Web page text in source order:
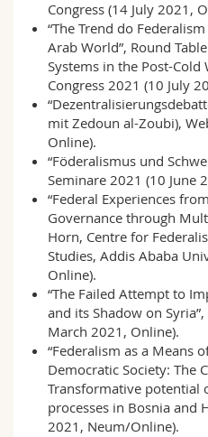
Congress (14 July 2021,
“The Trend do
Arab World”, Round
Systems in the Post-Cold
Congress 2021 (10 July
mit Zedoun al-Zoubi),
Online).
“Föderalismus und
Seminare 2021 (10 June
“Federal Experiences
Governance through
Horn, Centre for
Studies, Addis Ababa
Online).
“The Failed Attempt to
and its Shadow on
March 2021, Online).
“Federalism as a Means
Democratic Society: The
Transformative potential
processes in Bosnia and
2021, Neum/Online).